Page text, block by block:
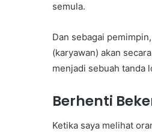
semula.
Dan sebagai
(karyawan) akan
menjadi sebuah tanda
Berhenti
Ketika saya melihat